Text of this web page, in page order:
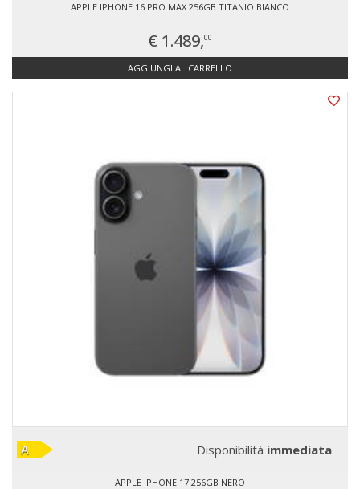
APPLE IPHONE 16 PRO MAX 256GB TITANIO BIANCO
€ 1.489,00
AGGIUNGI AL CARRELLO
Disponibilità immediata
APPLE IPHONE 17 256GB NERO